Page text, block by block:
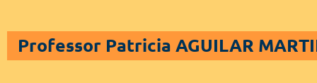
Professor Patricia AGUILAR